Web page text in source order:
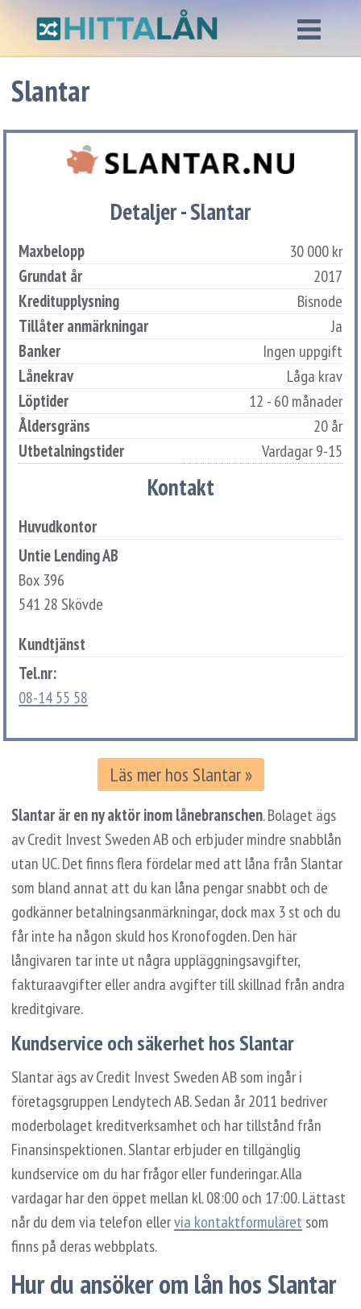
Slantar
Detaljer - Slantar
Maxbelopp
30 000 kr
Grundat år
2017
Kreditupplysning
Bisnode
Tillåter anmärkningar
Ja
Banker
Ingen uppgift
Lånekrav
Låga krav
Löptider
12 - 60 månader
Åldersgräns
20 år
Utbetalningstider
Vardagar 9-15
Kontakt
Huvudkontor
Untie Lending AB
Box 396
541 28 Skövde
Kundtjänst
Tel.nr:
08-14 55 58
Läs mer hos Slantar »
Slantar är en ny aktör inom lånebranschen. Bolaget ägs
av Credit Invest Sweden AB och erbjuder mindre snabblån
utan UC. Det finns flera fördelar med att låna från Slantar
som bland annat att du kan låna pengar snabbt och de
godkänner betalningsanmärkningar, dock max 3 st och du
får inte ha någon skuld hos Kronofogden. Den här
långivaren tar inte ut några uppläggningsavgifter,
fakturaavgifter eller andra avgifter till skillnad från andra
kreditgivare.
Kundservice och säkerhet hos Slantar
Slantar ägs av Credit Invest Sweden AB som ingår i
företagsgruppen Lendytech AB. Sedan år 2011 bedriver
moderbolaget kreditverksamhet och har tillstånd från
Finansinspektionen. Slantar erbjuder en tillgänglig
kundservice om du har frågor eller funderingar. Alla
vardagar har den öppet mellan kl. 08:00 och 17:00. Lättast
når du dem via telefon ellervia kontaktformuläretsom
finns på deras webbplats.
Hur du ansöker om lån hos Slantar